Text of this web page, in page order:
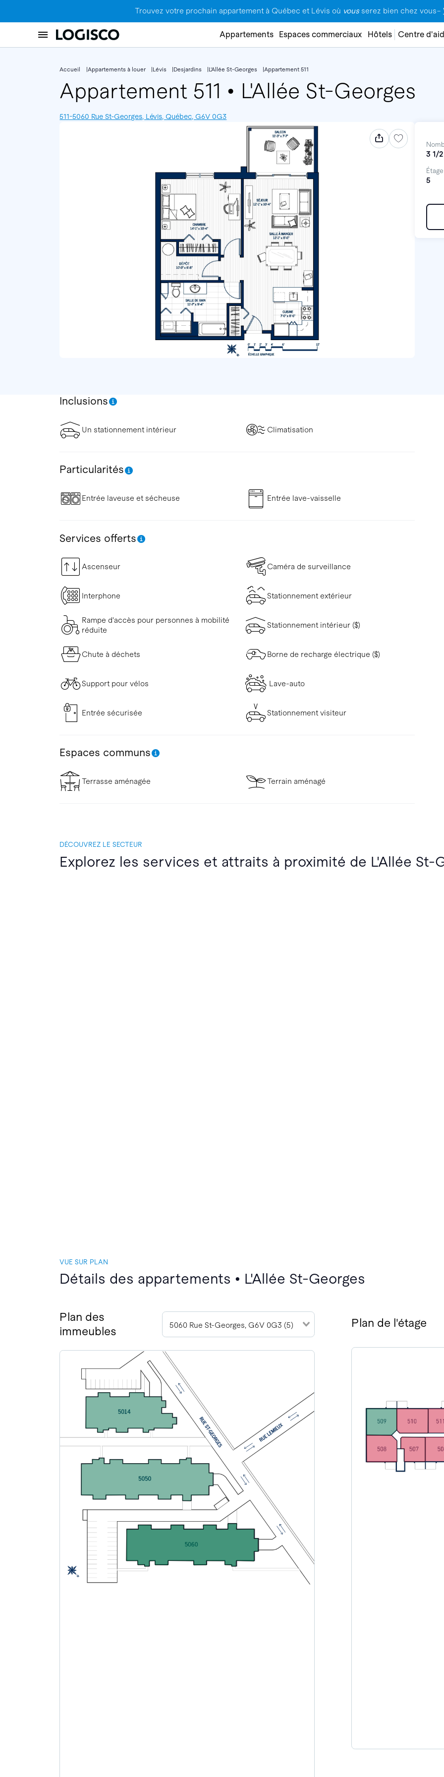
Trouvez votre prochain appartement à Québec et Lévis où vous serez bien chez vous–
Appartements Espaces commerciaux Hôtels Centre
Accueil Appartements à louer Lévis Desjardins L'Allée St-Georges Appartement 511
Appartement 511 • L'Allée St-Georges
511-5060 Rue St-Georges, Lévis, Québec, G6V 0G3
Inclusions
Un stationnement intérieur Climatisation
Particularités
Entrée laveuse et sécheuse Entrée lave-vaisselle
Services offerts
Ascenseur Caméra de surveillance
Interphone Stationnement extérieur
Rampe d'accès pour personnes à mobilité
réduite
Stationnement intérieur ($)
Chute à déchets Borne de recharge électrique ($)
Support pour vélos Lave-auto
Entrée sécurisée Stationnement visiteur
Espaces communs
Terrasse aménagée Terrain aménagé
3 1/2
Étage
5
DÉCOUVREZ LE SECTEUR
Explorez les services et attraits à proximité de L'Allée St-
VUE SUR PLAN
Détails des appartements • L'Allée St-Georges
Plan des
immeubles
5060 Rue St-Georges, G6V 0G3 (5) Plan de l'étage